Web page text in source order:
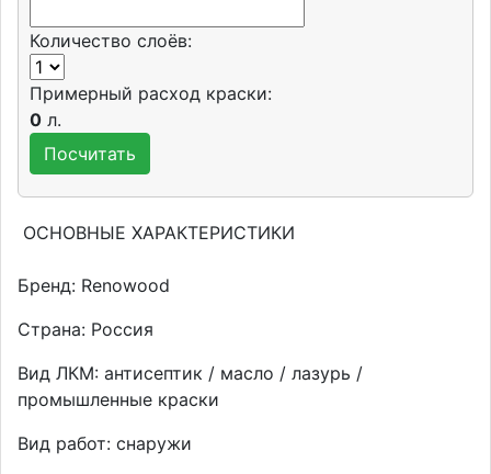
Количество слоёв:
Примерный расход краски:
0 л.
ОСНОВНЫЕ ХАРАКТЕРИСТИКИ
Бренд: Renowood
Страна: Россия
Вид ЛКМ: антисептик / масло / лазурь /
промышленные краски
Вид работ: снаружи